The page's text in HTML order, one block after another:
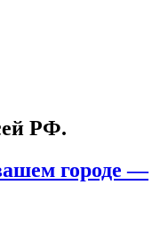
РФ.
городе —